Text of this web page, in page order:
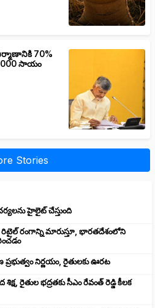
70%
సాయం
Stories
హైలైట్ చేస్తుంది
రిటైల్ రంగాన్ని మారుస్తూ, భారతదేశంలోని
నిర్ణయం, రైతులకు ఊరట
రైతుల భద్రతకు సీఎం రేవంత్ రెడ్డి కీలక